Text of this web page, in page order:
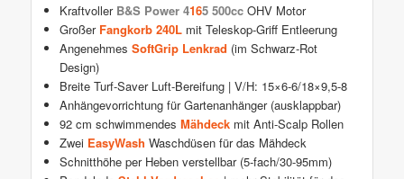
Kraftvoller B&S Power 4165 500cc OHV Motor
Großer Fangkorb 240L mit Teleskop-Griff Entleerung
AngenehmesSoftGrip Lenkrad (im Schwarz-Rot
Design)
Breite Turf-Saver Luft-Bereifung | V/H: 15×6-6/18×9,5-8
Anhängevorrichtung für Gartenanhänger (ausklappbar)
92 cm schwimmendesMähdeck mit Anti-Scalp Rollen
Zwei EasyWash Waschdüsen für das Mähdeck
Schnitthöhe per Heben verstellbar (5-fach/30-95mm)